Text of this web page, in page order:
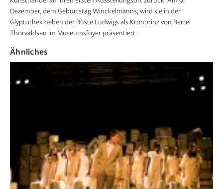
Dezember, dem Geburtstag Winckelmanns, wird sie in der
Glyptothek neben der Büste Ludwigs als Kronprinz von Bertel
Thorvaldsen im Museumsfoyer präsentiert.
Ähnliches